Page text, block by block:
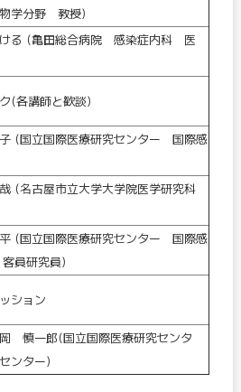
学分野 教授)
る (亀田総合病院 感染症内科 医
(各講師と歓談)
(国立国際医療研究センター 国際感
(名古屋市立大学大学院医学研究科
(国立国際医療研究センター 国際感
客員研究員)
ション
慎一郎(国立国際医療研究センタ
ンター)